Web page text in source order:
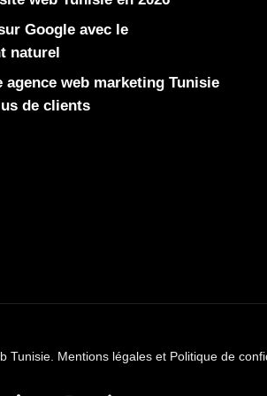
Google avec le
naturel
agence web marketing Tunisie
de clients
Tunisie. Mentions légales et Politique de